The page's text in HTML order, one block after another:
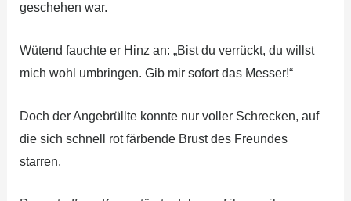
geschehen war.
Wütend fauchte er Hinz an: „Bist du verrückt, du willst
mich wohl umbringen. Gib mir sofort das Messer!“
Doch der Angebrüllte konnte nur voller Schrecken, auf
die sich schnell rot färbende Brust des Freundes
starren.